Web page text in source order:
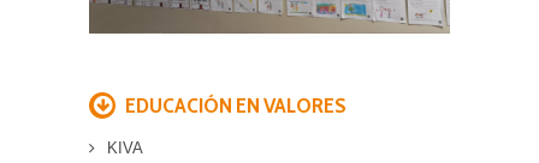
EDUCACIÓN EN VALORES
KIVA